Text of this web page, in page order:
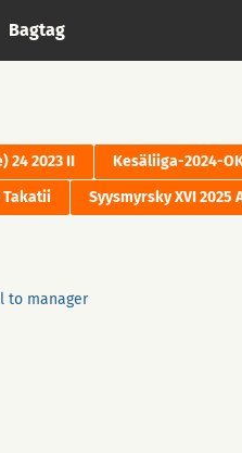
Bagtag
24 2023 II
Kesäliiga-2024-
Takatii
Syysmyrsky XVI 2025
to manager